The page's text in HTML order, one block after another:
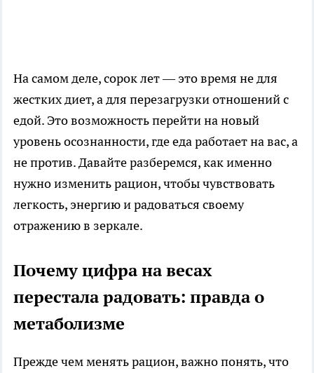
На самом деле, сорок лет — это время не для
жестких диет, а для перезагрузки отношений с
едой. Это возможность перейти на новый
уровень осознанности, где еда работает на вас, а
не против. Давайте разберемся, как именно
нужно изменить рацион, чтобы чувствовать
легкость, энергию и радоваться своему
отражению в зеркале.
Почему цифра на весах
перестала радовать: правда о
метаболизме
Прежде чем менять рацион, важно понять, что